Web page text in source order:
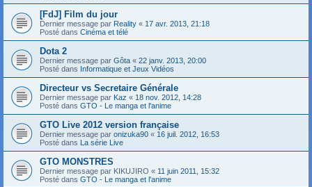
[FdJ] Film du jour
Dernier message par Reality « 17 avr. 2013, 21:18
Posté dans Cinéma et télé
Dota 2
Dernier message par Gôta « 22 janv. 2013, 20:00
Posté dans Informatique et Jeux Vidéos
Directeur vs Secretaire Générale
Dernier message par Kaz « 18 nov. 2012, 14:28
Posté dans GTO - Le manga et l'anime
GTO Live 2012 version française
Dernier message par onizuka90 « 16 juil. 2012, 16:53
Posté dans La série Live
GTO MONSTRES
Dernier message par KIKUJIRO « 11 juin 2011, 15:32
Posté dans GTO - Le manga et l'anime